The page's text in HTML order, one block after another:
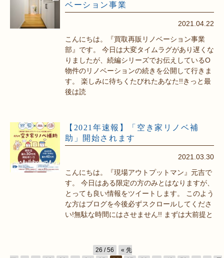
ベーション事業
2021.04.22
こんにちは。『買取再販リノベーション事業
部』です。 今日は大変タイムラグがあり遅くな
りましたが、続編シリーズでお伝えしているO
物件のリノベーションの続きを公開して行きま
す。 楽しみに待ちくたびれたあなた!!きっと最
後は読
【2021年速報】「空き家リノベ補
助」開始されます
2021.03.30
こんにちは。『現場アウトプットマン』元吉で
す。 今日はある限定の方のみとはなりますが、
とっても良い情報をツイートします。 このよう
な方はブログを今後必ずスクロールしてくださ
い!無駄な時間にはさせません!! まずは大前提と
26 / 56
« 先